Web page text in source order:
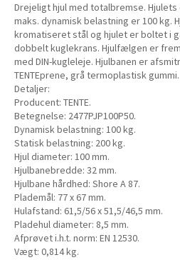
Drejeligt hjul med totalbremse.
maks. dynamisk belastning er 100 kg.
kromatiseret stål og hjulet er boltet i
dobbelt kuglekrans. Hjulfælgen er
med DIN-kugleleje. Hjulbanen er
TENTEprene, grå termoplastisk gummi.
Detaljer:
Producent: TENTE.
Betegnelse: 2477PJP100P50.
Dynamisk belastning: 100 kg.
Statisk belastning: 200 kg.
Hjul diameter: 100 mm.
Hjulbanebredde: 32 mm.
Hjulbane hårdhed: Shore A 87.
Plademål: 77 x 67 mm.
Hulafstand: 61,5/56 x 51,5/46,5 mm.
Pladehul diameter: 8,5 mm.
Afprøvet i.h.t. norm: EN 12530.
Vægt: 0,814 kg.